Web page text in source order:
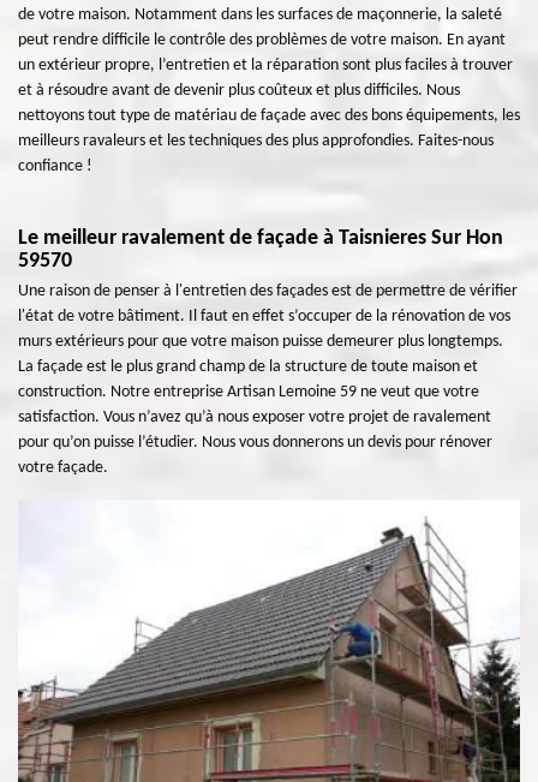
de votre maison. Notamment dans les surfaces de maçonnerie, la saleté
peut rendre difficile le contrôle des problèmes de votre maison. En ayant
un extérieur propre, l’entretien et la réparation sont plus faciles à trouver
et à résoudre avant de devenir plus coûteux et plus difficiles. Nous
nettoyons tout type de matériau de façade avec des bons équipements, les
meilleurs ravaleurs et les techniques des plus approfondies. Faites-nous
confiance !
Le meilleur ravalement de façade à Taisnieres Sur Hon
59570
Une raison de penser à l'entretien des façades est de permettre de vérifier
l'état de votre bâtiment. Il faut en effet s’occuper de la rénovation de vos
murs extérieurs pour que votre maison puisse demeurer plus longtemps.
La façade est le plus grand champ de la structure de toute maison et
construction. Notre entreprise Artisan Lemoine 59 ne veut que votre
satisfaction. Vous n’avez qu’à nous exposer votre projet de ravalement
pour qu’on puisse l’étudier. Nous vous donnerons un devis pour rénover
votre façade.